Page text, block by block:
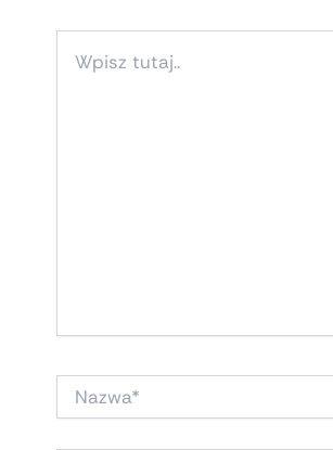
TUTAJ..
NAZWA*